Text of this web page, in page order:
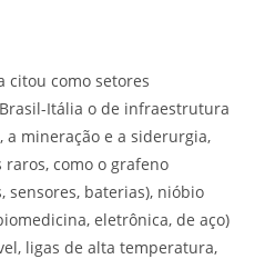
citou como setores
Itália o de infraestrutura
a mineração e a siderurgia,
como o grafeno
sensores, baterias), nióbio
eletrônica, de aço)
ligas de alta temperatura,